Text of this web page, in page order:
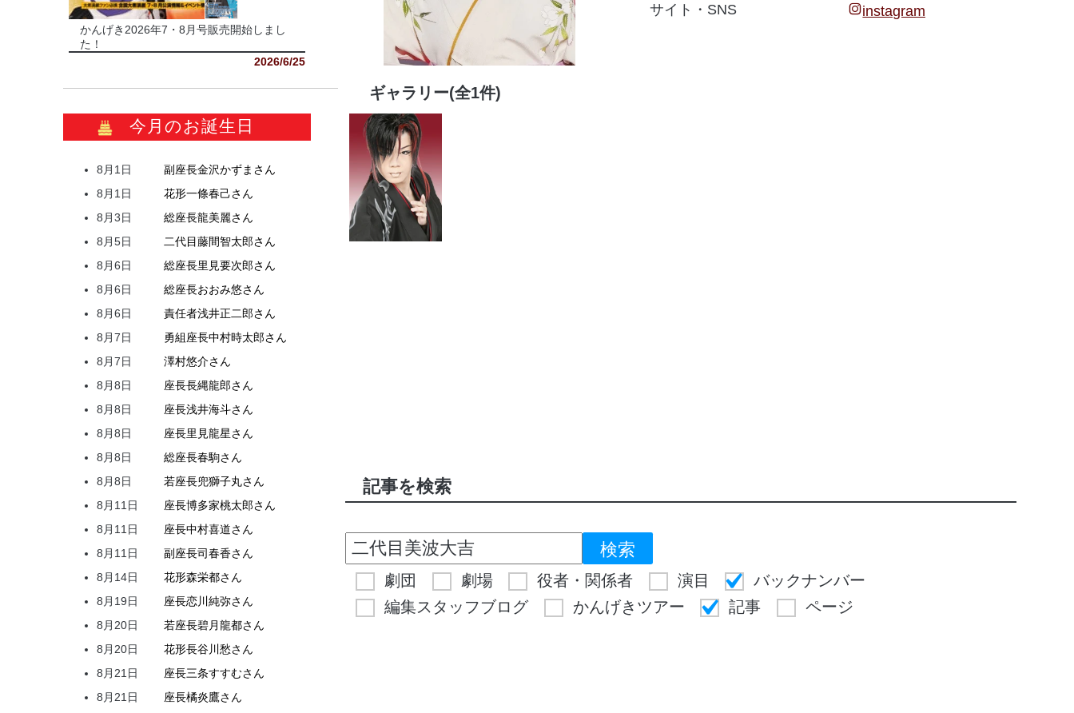
サイト・SNS
instagram
ギャラリー(全1件)
記事を検索
劇団 劇場 役者・関係者 演目
バックナンバー
編集スタッフブログ
かんげきツアー 記事 ページ
かんげき2026年7・8月号販売開始しまし
た！
2026/6/25
今月のお誕生日
8月1日 副座長金沢かずま さん
8月1日
花形一條春己さん
8月3日
総座長龍美麗さん
8月5日
二代目藤間智太郎さん
8月6日
総座長里見要次郎さん
8月6日
総座長おおみ悠さん
8月6日
責任者浅井正二郎さん
8月7日
勇組座長中村時太郎さん
8月7日
澤村悠介さん
8月8日
座長長縄龍郎さん
8月8日
座長浅井海斗さん
8月8日
座長里見龍星さん
8月8日
総座長春駒さん
8月8日
若座長兜獅子丸さん
8月11日
座長博多家桃太郎さん
8月11日
座長中村喜道さん
8月11日
副座長司春香さん
8月14日
花形森栄都さん
8月19日
座長恋川 純弥さん
8月20日
若座長碧月龍都さん
8月20日
花形長谷川 愁さん
8月21日
座長三条すすむさん
8月21日
座長橘炎鷹さん